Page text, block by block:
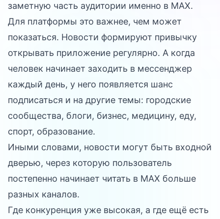
заметную часть аудитории именно в MAX.
Для платформы это важнее, чем может
показаться. Новости формируют привычку
открывать приложение регулярно. А когда
человек начинает заходить в мессенджер
каждый день, у него появляется шанс
подписаться и на другие темы: городские
сообщества, блоги, бизнес, медицину, еду,
спорт, образование.
Иными словами, новости могут быть входной
дверью, через которую пользователь
постепенно начинает читать в MAX больше
разных каналов.
Где конкуренция уже высокая, а где ещё есть